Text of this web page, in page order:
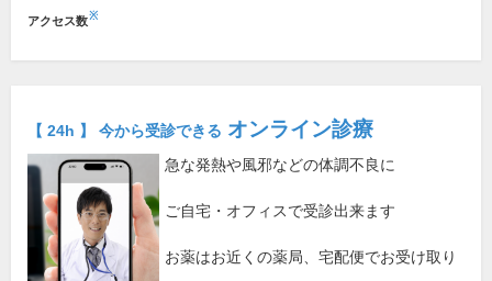
アクセス数※
【 24h 】 今から受診できる オンライン診療
急な発熱や風邪などの体調不良に
ご自宅・オフィスで受診出来ます
お薬はお近くの薬局、宅配便でお受け取り